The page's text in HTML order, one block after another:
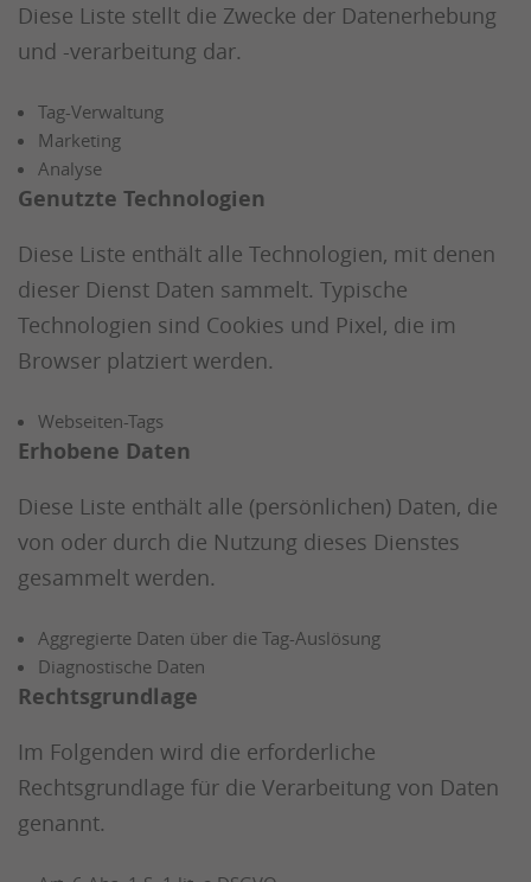
Diese Liste stellt die Zwecke der Datenerhebung
und -verarbeitung dar.
Tag-Verwaltung
Marketing
Analyse
Genutzte Technologien
Diese Liste enthält alle Technologien, mit denen
dieser Dienst Daten sammelt. Typische
Technologien sind Cookies und Pixel, die im
Browser platziert werden.
Webseiten-Tags
Erhobene Daten
Diese Liste enthält alle (persönlichen) Daten, die
von oder durch die Nutzung dieses Dienstes
gesammelt werden.
Aggregierte Daten über die Tag-Auslösung
Diagnostische Daten
Rechtsgrundlage
Im Folgenden wird die erforderliche
Rechtsgrundlage für die Verarbeitung von Daten
genannt.